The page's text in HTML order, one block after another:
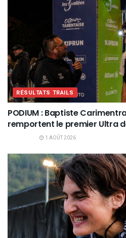
RÉSULTATS TRAILS
PODIUM : Baptiste
remportent le premier Ultra
1 AOÛT 2026